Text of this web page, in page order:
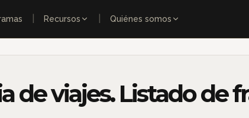
Recursos Quiénes somos
de viajes. Listado de